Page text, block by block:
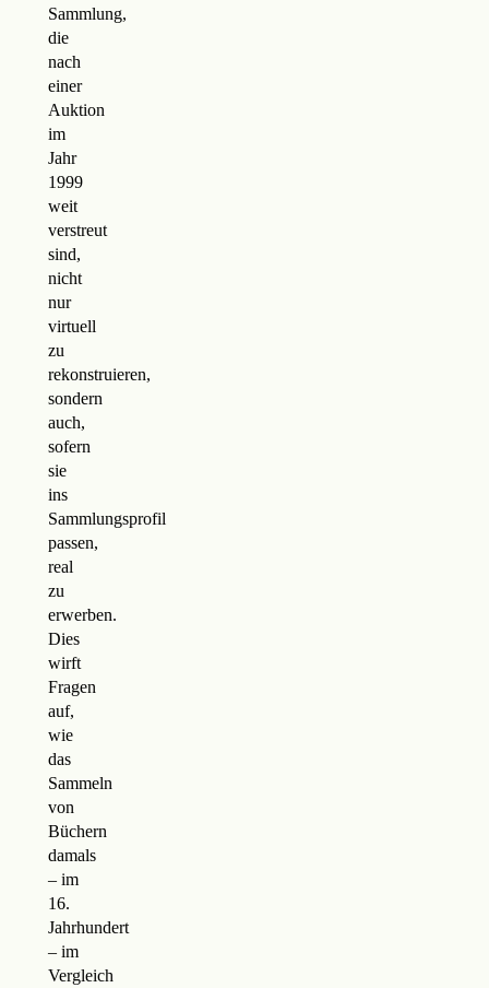
Sammlung,
die
nach
einer
Auktion
im
Jahr
1999
weit
verstreut
sind,
nicht
nur
virtuell
zu
rekonstruieren,
sondern
auch,
sofern
sie
ins
Sammlungsprofil
passen,
real
zu
erwerben.
Dies
wirft
Fragen
auf,
wie
das
Sammeln
von
Büchern
damals
– im
16.
Jahrhundert
– im
Vergleich